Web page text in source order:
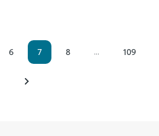
6 7 8 ... 109